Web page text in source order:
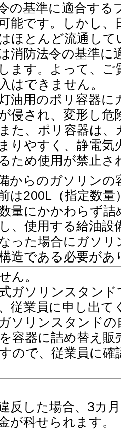
の基準に適合する
能です。しかし、
ほとんど流通し
消防法令の基準に
ます。よって、
はできません。
油用のポリ容器に
侵され、変形し危
た、ポリ容器は
りやすく、静電気
ため使用が禁止さ
からのガソリン
は200L（指定数
量にかかわらず
、使用する給油設
った場合にガソリ
造である必要があ
ん。
ガソリンスタンド
従業員に申し出て
ソリンスタンドの
容器に詰め替え
ので、従業員に
反した場合、3カ
が科せられます。